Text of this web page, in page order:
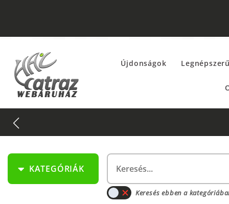
Újdonságok
KATEGÓRIÁK
Keresés ebben a